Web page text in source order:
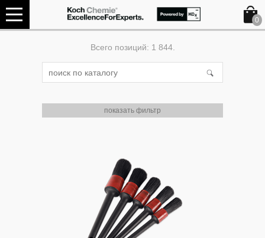
Всего позиций: 1 844.
показать фильтр
0